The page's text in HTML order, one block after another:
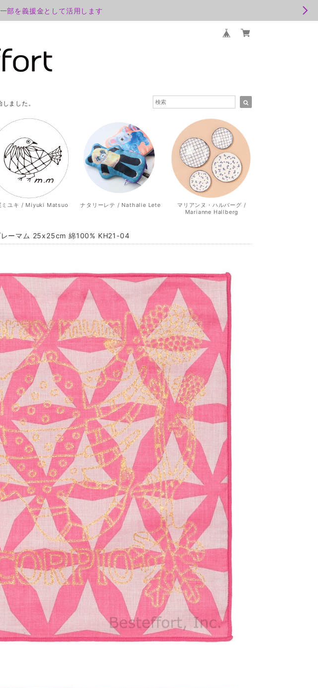
部を義援金として活用します
ました。
ミユキ / Miyuki Matsuo ナタリーレテ / Nathalie Lete
マリアンヌ・ハルバーグ /
Marianne Hallberg
ーマム 25x25cm 綿100% KH21-04